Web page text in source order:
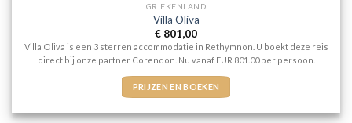
GRIEKENLAND
Villa Oliva
€ 801,00
Villa Oliva is een 3 sterren accommodatie in Rethymnon. U boekt deze reis
direct bij onze partner Corendon. Nu vanaf EUR 801.00 per persoon.
PRIJZEN EN BOEKEN